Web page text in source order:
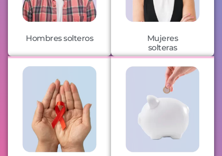
Hombres solteros
Mujeres
solteras